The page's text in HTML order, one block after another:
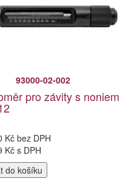
93000-02-002
pro závity s noniem
Kč bez DPH
Kč s DPH
do košíku